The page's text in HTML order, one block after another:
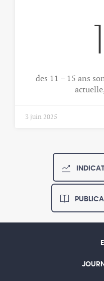
des 11 – 15 ans
3 juin 2025